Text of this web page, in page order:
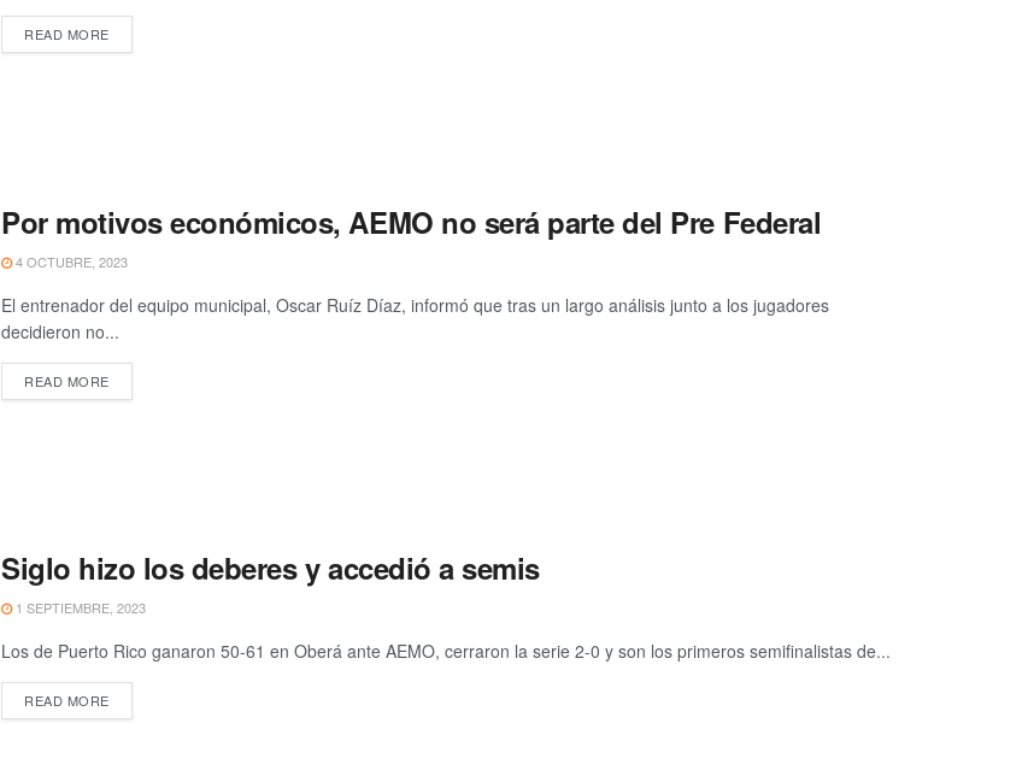
READ MORE
Por motivos económicos, AEMO no será parte del Pre Federal
4 OCTUBRE, 2023
El entrenador del equipo municipal, Oscar Ruíz Díaz, informó que tras un largo análisis junto a los jugadores
decidieron no...
READ MORE
Siglo hizo los deberes y accedió a semis
1 SEPTIEMBRE, 2023
Los de Puerto Rico ganaron 50-61 en Oberá ante AEMO, cerraron la serie 2-0 y son los primeros semifinalistas de...
READ MORE